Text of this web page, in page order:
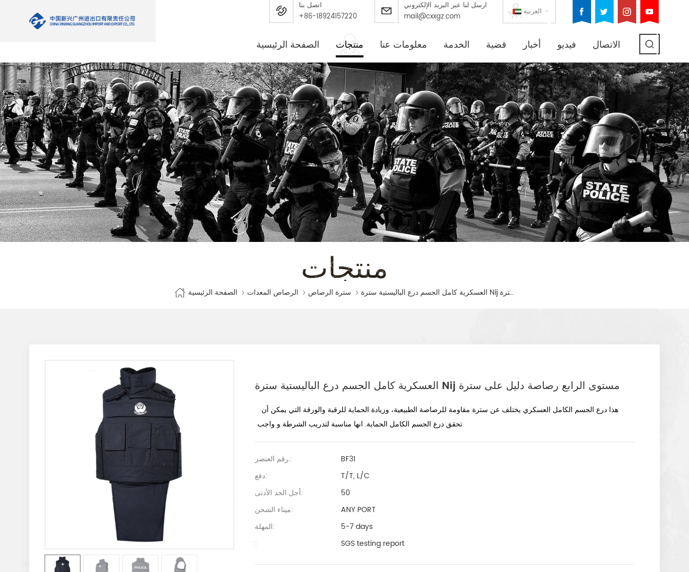
العربية
اتصل بنا
+86-18924157220
ارسل لنا عبر البريد الإلكتروني
mail@cxxgz.com
الصفحة الرئيسية منتجات معلومات عنا الخدمة قضية أخبار فيديو الاتصال
منتجات
الصفحة الرئيسية الرصاص المعدات سترة الرصاص العسكرية كامل الجسم درع الباليستية سترة Nij مستوى الرابع رصاصة دليل على سترة
العسكرية كامل الجسم درع الباليستية سترة Nij مستوى الرابع رصاصة دليل على سترة
رقم العنصر.:
BF31
دفع:
T/T, L/C
أجل الحد الأدنى:
50
ميناء الشحن:
ANY PORT
المهلة:
5-7 days
:
SGS testing report